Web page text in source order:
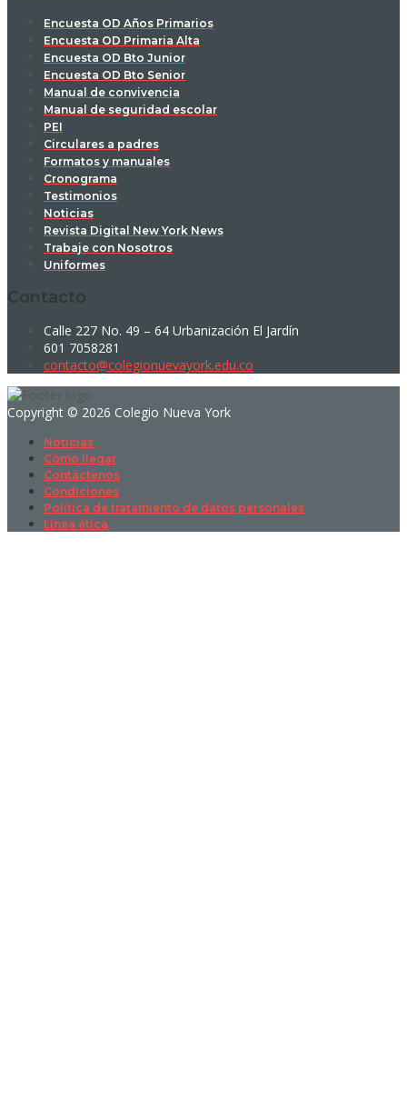
Encuesta OD Años Primarios
Encuesta OD Primaria Alta
Encuesta OD Bto Junior
Encuesta OD Bto Senior
Manual de convivencia
Manual de seguridad escolar
PEI
Circulares a padres
Formatos y manuales
Cronograma
Testimonios
Noticias
Revista Digital New York News
Trabaje con Nosotros
Uniformes
Contacto
Calle 227 No. 49 – 64 Urbanización El Jardín
601 7058281
contacto@colegionuevayork.edu.co
Copyright © 2026 Colegio Nueva York
Noticias
Cómo llegar
Contáctenos
Condiciones
Política de tratamiento de datos personales
Línea ética